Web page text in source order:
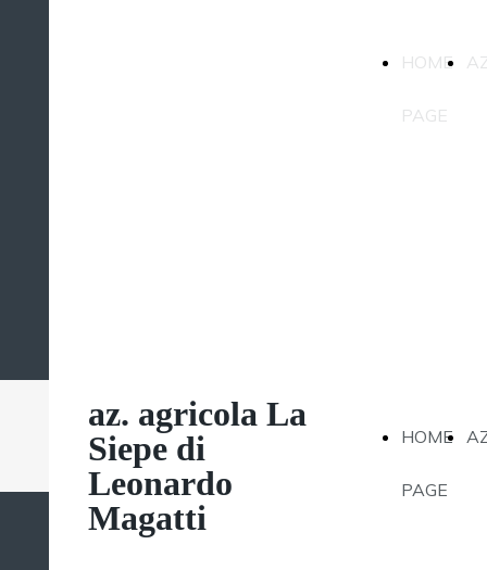
HOME
PAGE
HOME
PAGE
az. agricola La
Siepe di
Leonardo
Magatti